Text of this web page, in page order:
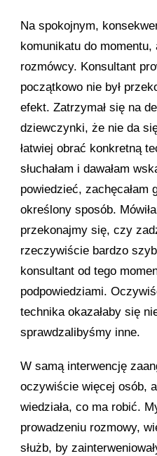
Na spokojnym,
komunikatu do
rozmówcy. Konsultant
początkowo nie był
efekt. Zatrzymał się na
dziewczynki, że nie da
łatwiej obrać konkretną
słuchałam i dawałam
powiedzieć, zachęcałam
określony sposób.
przekonajmy się, czy
rzeczywiście bardzo
konsultant od tego
podpowiedziami.
technika okazałaby się
sprawdzalibyśmy inne.
W samą interwencję
oczywiście więcej osób,
wiedziała, co ma robić.
prowadzeniu rozmowy,
służb, by